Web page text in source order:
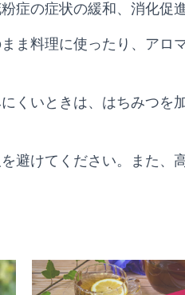
症の症状の緩和、消化促
ま料理に使ったり、アロ
くいときは、はちみつを
避けてください。また、